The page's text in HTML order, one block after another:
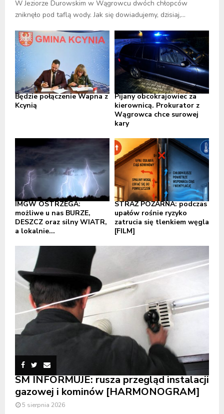
W Jeziorze Durowskim w Wągrowcu dwóch chłopców
zniknęło pod taflą wody. Jak się dowiadujemy, dzisiaj,...
Będzie połączenie Wapna z
Kcynią
Pijany obcokrajowiec za
kierownicą. Prokurator z
Wągrowca chce surowej
kary
IMGW OSTRZEGA:
możliwe u nas BURZE,
DESZCZ oraz silny WIATR,
a lokalnie...
STRAŻ POŻARNA: podczas
upałów rośnie ryzyko
zatrucia się tlenkiem węgla
[FILM]
SM INFORMUJE: rusza przegląd instalacji
gazowej i kominów [HARMONOGRAM]
5 sierpnia 2026